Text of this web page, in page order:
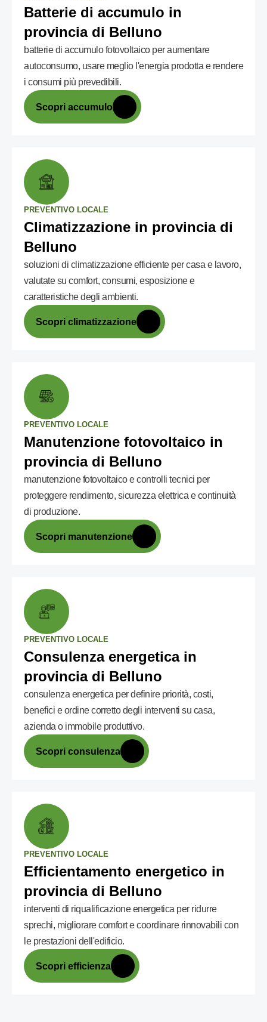
Batterie di accumulo in
provincia di Belluno
batterie di accumulo fotovoltaico per aumentare
autoconsumo, usare meglio l'energia prodotta e rendere
i consumi più prevedibili.
Scopri accumulo
PREVENTIVO LOCALE
Climatizzazione in provincia di
Belluno
soluzioni di climatizzazione efficiente per casa e lavoro,
valutate su comfort, consumi, esposizione e
caratteristiche degli ambienti.
Scopri climatizzazione
PREVENTIVO LOCALE
Manutenzione fotovoltaico in
provincia di Belluno
manutenzione fotovoltaico e controlli tecnici per
proteggere rendimento, sicurezza elettrica e continuità
di produzione.
Scopri manutenzione
PREVENTIVO LOCALE
Consulenza energetica in
provincia di Belluno
consulenza energetica per definire priorità, costi,
benefici e ordine corretto degli interventi su casa,
azienda o immobile produttivo.
Scopri consulenza
PREVENTIVO LOCALE
Efficientamento energetico in
provincia di Belluno
interventi di riqualificazione energetica per ridurre
sprechi, migliorare comfort e coordinare rinnovabili con
le prestazioni dell'edificio.
Scopri efficienza